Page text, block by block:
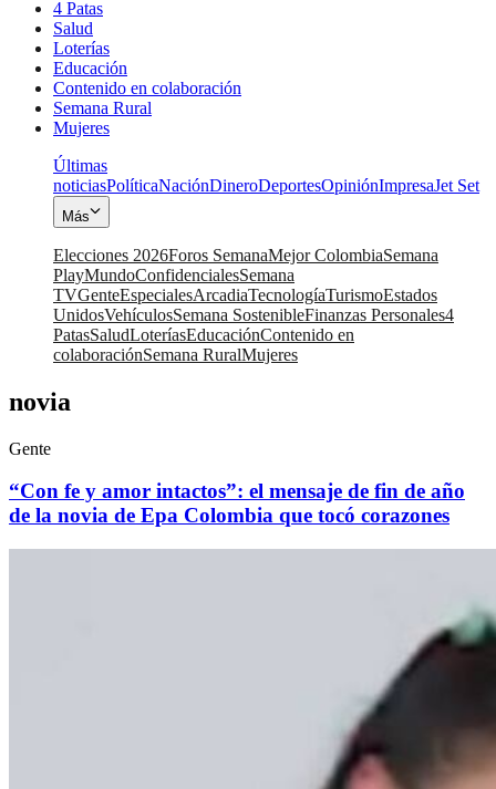
4 Patas
Salud
Loterías
Educación
Contenido en colaboración
Semana Rural
Mujeres
Últimas
noticiasPolíticaNaciónDineroDeportesOpiniónImpresaJet Set
Más
Elecciones 2026Foros SemanaMejor ColombiaSemana
PlayMundoConfidencialesSemana
TVGenteEspecialesArcadiaTecnologíaTurismoEstados
UnidosVehículosSemana SostenibleFinanzas Personales4
PatasSaludLoteríasEducaciónContenido en
colaboraciónSemana RuralMujeres
novia
Gente
“Con fe y amor intactos”: el mensaje de fin de año
de la novia de Epa Colombia que tocó corazones